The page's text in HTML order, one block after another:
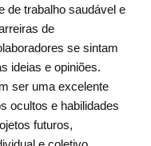
de trabalho saudável e
de
se sintam
ideias e opiniões.
ser uma excelente
ocultos e habilidades
futuros,